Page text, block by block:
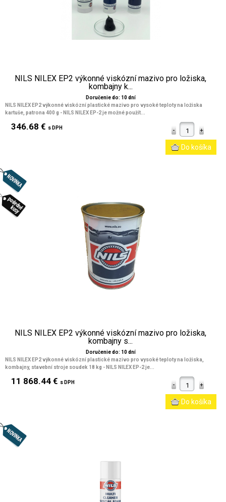
NILS NILEX EP2 výkonné viskózní mazivo pro ložiska,
kombajny k...
Doručenie do: 10 dní
NILS NILEX EP2 výkonné viskózní plastické mazivo pro vysoké teploty na ložiska
kartuše, patrona 400 g - NILS NILEX EP-2 je možné použít...
346.68 € s DPH
NILS NILEX EP2 výkonné viskózní mazivo pro ložiska,
kombajny s...
Doručenie do: 10 dní
NILS NILEX EP2 výkonné viskózní plastické mazivo pro vysoké teploty na ložiska,
kombajny, stavební stroje soudek 18 kg - NILS NILEX EP-2 je...
11 868.44 € s DPH